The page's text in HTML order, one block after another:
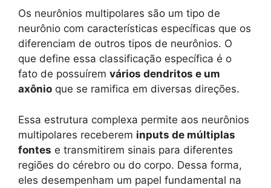
Os neurônios multipolares são um tipo de
neurônio com características específicas que os
diferenciam de outros tipos de neurônios. O
que define essa classificação específica é o
fato de possuírem vários dendritos e um
axônio que se ramifica em diversas direções.
Essa estrutura complexa permite aos neurônios
multipolares receberem inputs de múltiplas
fontes e transmitirem sinais para diferentes
regiões do cérebro ou do corpo. Dessa forma,
eles desempenham um papel fundamental na